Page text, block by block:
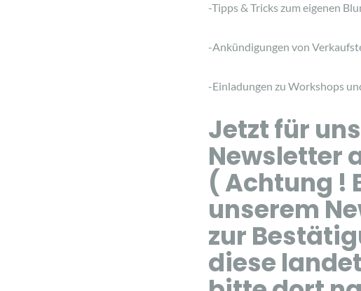
-Tipps & Tricks zum eigenen
-Ankündigungen von
-Einladungen zu Workshops
Jetzt für
Newsletter
( Achtung !
unserem
zur
diese